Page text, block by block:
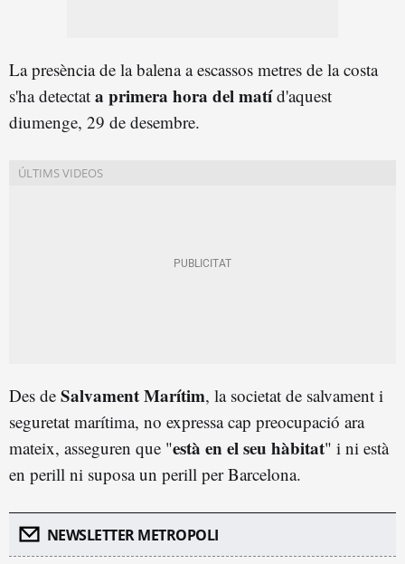
La presència de la balena a escassos metres de la costa
s'ha detectat a primera hora del matíd'aquest
diumenge, 29 de desembre.
Des de Salvament Marítim, la societat de salvament i
seguretat marítima, no expressa cap preocupació ara
mateix, asseguren que "està en el seu hàbitat" i ni està
en perill ni suposa un perill per Barcelona.
NEWSLETTER METROPOLI